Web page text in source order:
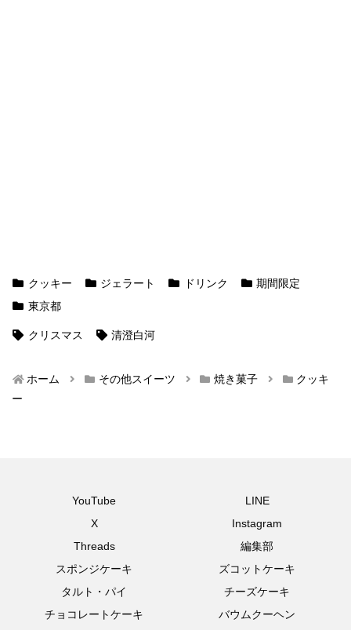
クッキー ジェラート ドリンク
期間限定
東京都
クリスマス 清澄白河
ホーム その他スイーツ 焼き菓子
クッキ
ー
YouTube
LINE
X
Instagram
Threads
編集部
スポンジケーキ
ズコットケーキ
タルト・パイ
チーズケーキ
チョコレートケーキ
バウムクーヘン